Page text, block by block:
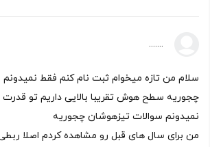
.......
سلام من تازه میخوام ثبت نام کنم فقط
چجوریه سطح هوش تقریبا بالایی داریم تو
نمیدونم سوالات تیزهوشان چجوریه
من برای سال های قبل رو مشاهده کردم اصلا